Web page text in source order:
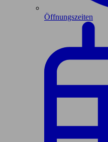
Öffnungszeiten